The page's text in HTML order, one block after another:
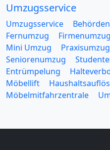
Umzugsservice
Umzugsservice
Fernumzug
Firmenumzug
Mini Umzug
Praxisumzug
Seniorenumzug
Entrümpelung
Möbellift
Möbelmitfahrzentrale